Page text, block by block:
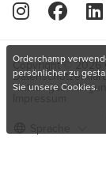
Copyright © 2026
Orderchamp
persönlicher zu
Sie unsere Cookies.